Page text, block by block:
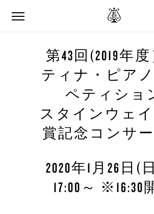
第43回 (2019年度
ティナ・ピア
ペティショ
スタインウェ
賞記念コンサー
2020年1月26日
17:00～ ※16:30